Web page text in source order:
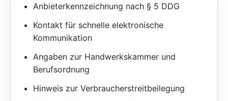
Anbieterkennzeichnung nach § 5 DDG
Kontakt für schnelle elektronische
Kommunikation
Angaben zur Handwerkskammer und
Berufsordnung
Hinweis zur Verbraucher­streit­beilegung